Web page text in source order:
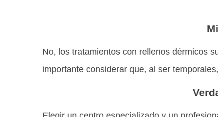
No, los tratamientos con rellenos dérmicos
importante considerar que, al ser